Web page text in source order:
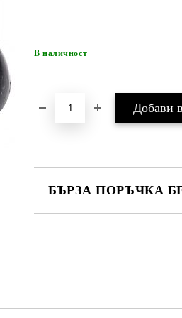
В наличност
БЪРЗА ПОРЪЧКА